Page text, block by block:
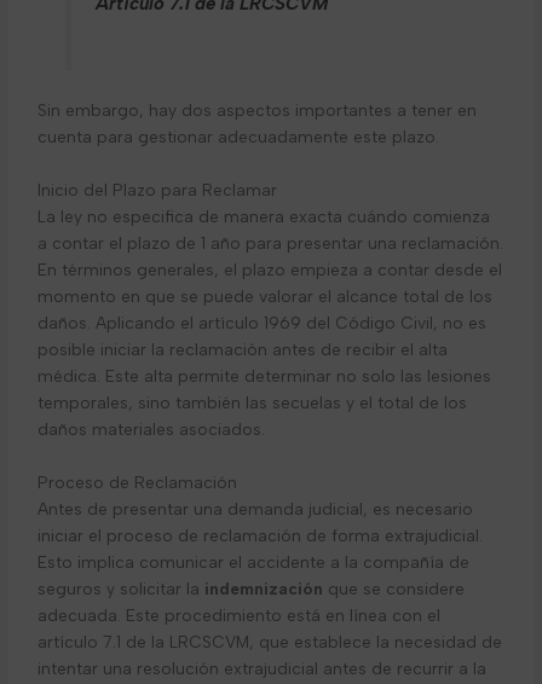
Sin embargo, hay dos aspectos importantes a tener en
cuenta para gestionar adecuadamente este plazo.
Inicio del Plazo para Reclamar
La ley no especifica de manera exacta cuándo comienza
a contar el plazo de 1 año para presentar una reclamación.
En términos generales, el plazo empieza a contar desde el
momento en que se puede valorar el alcance total de los
daños. Aplicando el artículo 1969 del Código Civil, no es
posible iniciar la reclamación antes de recibir el alta
médica. Este alta permite determinar no solo las lesiones
temporales, sino también las secuelas y el total de los
daños materiales asociados.
Proceso de Reclamación
Antes de presentar una demanda judicial, es necesario
iniciar el proceso de reclamación de forma extrajudicial.
Esto implica comunicar el accidente a la compañía de
seguros y solicitar la indemnización que se considere
adecuada. Este procedimiento está en línea con el
artículo 7.1 de la LRCSCVM, que establece la necesidad de
intentar una resolución extrajudicial antes de recurrir a la